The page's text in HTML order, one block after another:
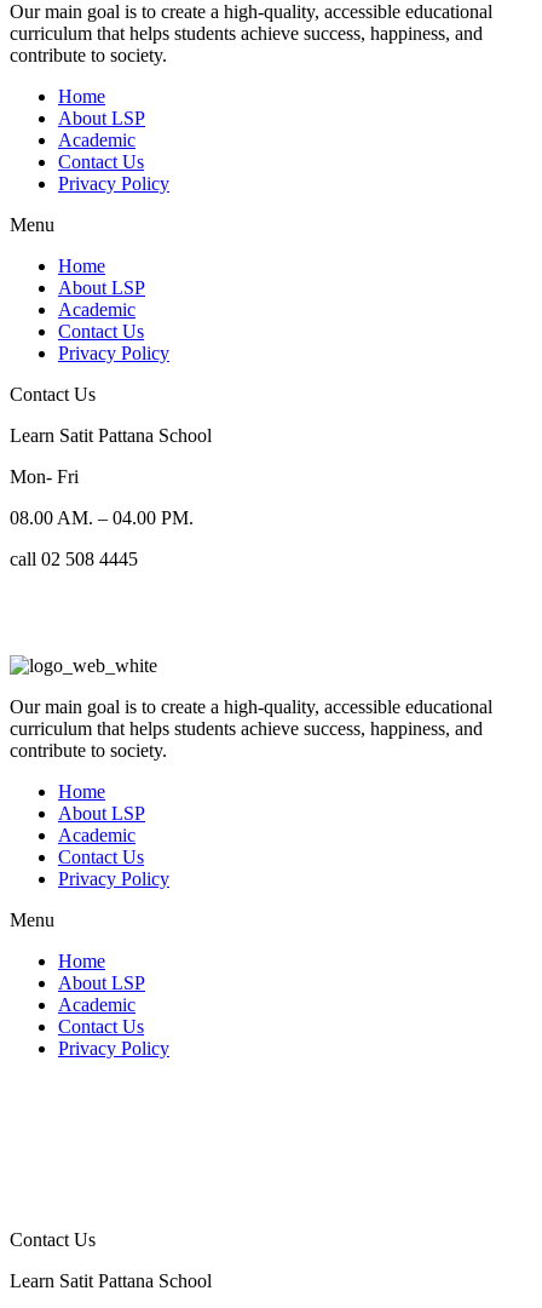
Our main goal is to create a high-quality, accessible educational
curriculum that helps students achieve success, happiness, and
contribute to society.
Home
About LSP
Academic
Contact Us
Privacy Policy
Menu
Home
About LSP
Academic
Contact Us
Privacy Policy
Contact Us
Learn Satit Pattana School
Mon- Fri
08.00 AM. – 04.00 PM.
call 02 508 4445
Our main goal is to create a high-quality, accessible educational
curriculum that helps students achieve success, happiness, and
contribute to society.
Home
About LSP
Academic
Contact Us
Privacy Policy
Menu
Home
About LSP
Academic
Contact Us
Privacy Policy
Contact Us
Learn Satit Pattana School